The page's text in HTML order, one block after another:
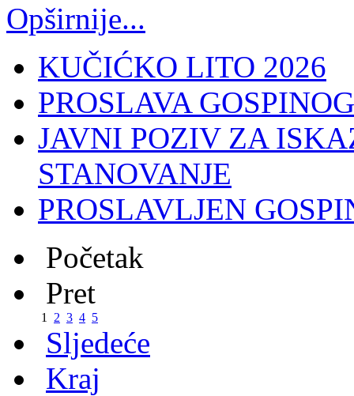
Opširnije...
KUČIĆKO LITO 2026
PROSLAVA
JAVNI POZIV ZA
STANOVANJE
PROSLAVLJEN
Početak
Pret
1 2 3 4 5
Sljedeće
Kraj